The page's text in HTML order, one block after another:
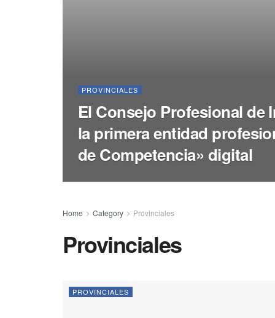
PROVINCIALES
El Consejo Profesional de
la primera entidad
de Competencia» digital
Home Category Provinciales
Provinciales
PROVINCIALES